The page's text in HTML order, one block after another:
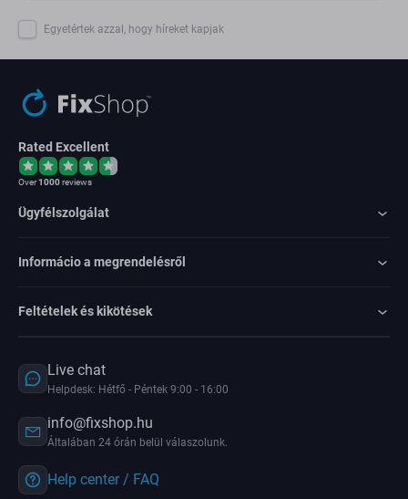
Egyetértek azzal, hogy híreket kapjak
Rated Excellent
Over1000reviews
Ügyfélszolgálat
Informácio a megrendelésről
Feltételek és kikötések
Live chat
Helpdesk: Hétfő - Péntek 9:00 - 16:00
info@fixshop.hu
Általában 24 órán belül válaszolunk.
Help center / FAQ